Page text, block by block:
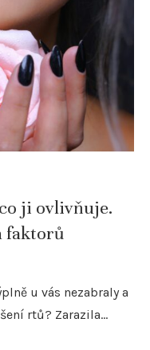
ji ovlivňuje.
faktorů
u vás nezabraly a
rtů? Zarazila…